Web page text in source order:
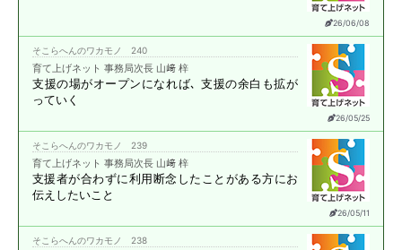
26/06/08
26/05/25
そこらへんのワカモノ 240
育て上げネット 事務局次長 山﨑 梓
支援の場がオープンになれば､支援の余白も拡が
っていく
26/05/11
そこらへんのワカモノ 239
育て上げネット 事務局次長 山﨑 梓
支援者が合わずに利用断念したことがある方にお
伝えしたいこと
そこらへんのワカモノ 238